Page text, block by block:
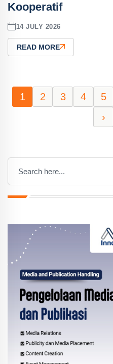
Kooperatif
14 JULY 2026
READ MORE
1 2 3 4 5
›